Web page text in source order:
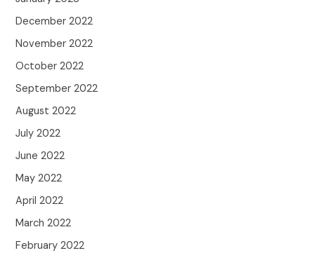
December 2022
November 2022
October 2022
September 2022
August 2022
July 2022
June 2022
May 2022
April 2022
March 2022
February 2022